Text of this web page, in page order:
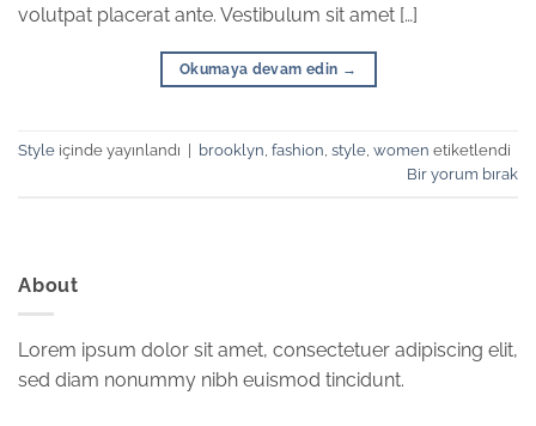
volutpat placerat ante. Vestibulum sit amet […]
Okumaya devam edin →
Style içinde yayınlandı brooklyn, fashion, style, women etiketlendi
Bir yorum bırak
About
Lorem ipsum dolor sit amet, consectetuer adipiscing elit,
sed diam nonummy nibh euismod tincidunt.